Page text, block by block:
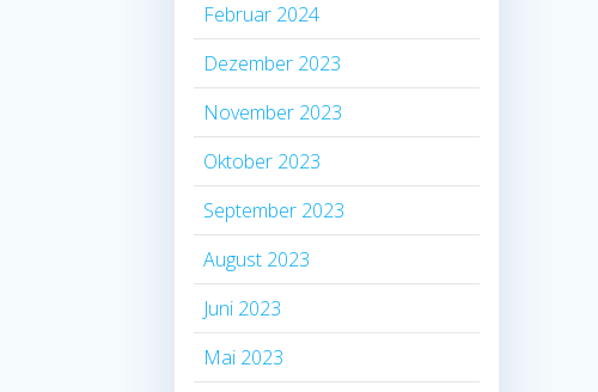
Februar 2024
Dezember 2023
November 2023
Oktober 2023
September 2023
August 2023
Juni 2023
Mai 2023